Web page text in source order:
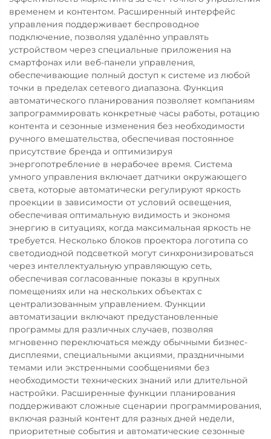
временем и контентом. Расширенный интерфейс
управления поддерживает беспроводное
подключение, позволяя удалённо управлять
устройством через специальные приложения на
смартфонах или веб-панели управления,
обеспечивающие полный доступ к системе из любой
точки в пределах сетевого диапазона. Функция
автоматического планирования позволяет компаниям
запрограммировать конкретные часы работы, ротацию
контента и сезонные изменения без необходимости
ручного вмешательства, обеспечивая постоянное
присутствие бренда и оптимизируя
энергопотребление в нерабочее время. Система
умного управления включает датчики окружающего
света, которые автоматически регулируют яркость
проекции в зависимости от условий освещения,
обеспечивая оптимальную видимость и экономя
энергию в ситуациях, когда максимальная яркость не
требуется. Несколько блоков проектора логотипа со
светодиодной подсветкой могут синхронизироваться
через интеллектуальную управляющую сеть,
обеспечивая согласованные показы в крупных
помещениях или на нескольких объектах с
централизованным управлением. Функции
автоматизации включают предустановленные
программы для различных случаев, позволяя
мгновенно переключаться между обычными бизнес-
дисплеями, специальными акциями, праздничными
темами или экстренными сообщениями без
необходимости технических знаний или длительной
настройки. Расширенные функции планирования
поддерживают сложные сценарии программирования,
включая разный контент для разных дней недели,
приоритетные события и автоматические сезонные